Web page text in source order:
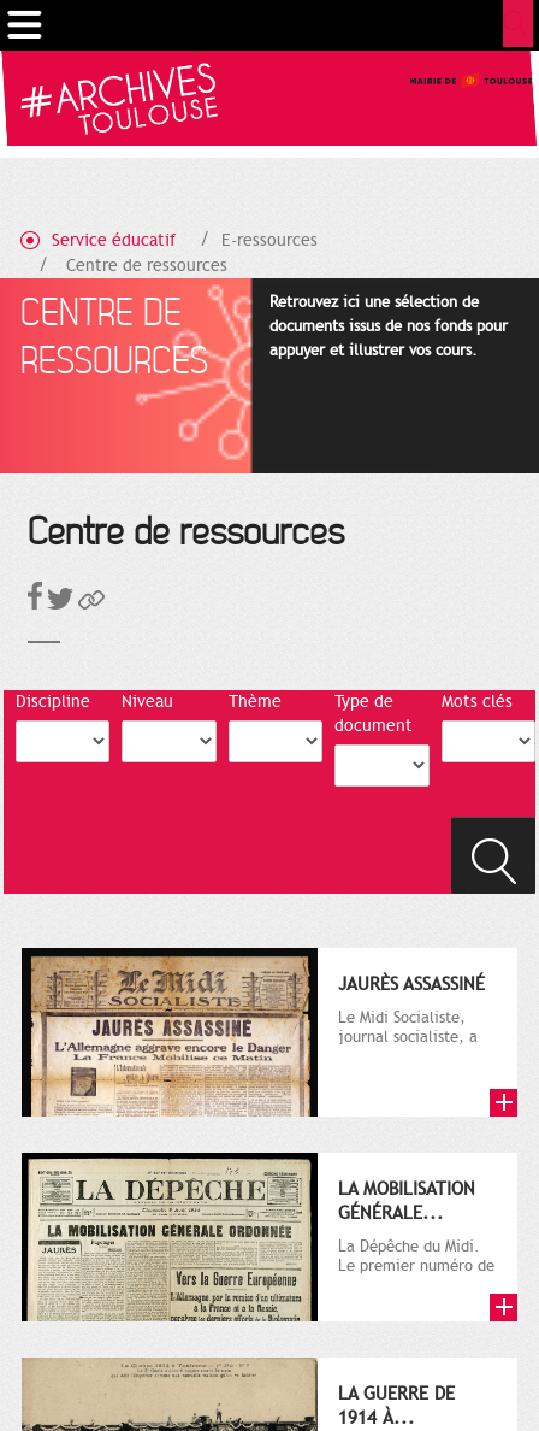
Service éducatif
E-ressources
Centre de ressources
CENTRE DE
RESSOURCES
Retrouvez ici une sélection de
documents issus de nos fonds pour
appuyer et illustrer vos cours.
Centre de ressources
Discipline Niveau Thème
Type de
document
Mots clés
JAURÈS ASSASSINÉ
Le Midi Socialiste,
journal socialiste, a
LA MOBILISATION
GÉNÉRALE...
La Dépêche du Midi.
Le premier numéro de
octobre...
LA GUERRE DE
1914 À...
Gestion de vos préférences sur les cookies